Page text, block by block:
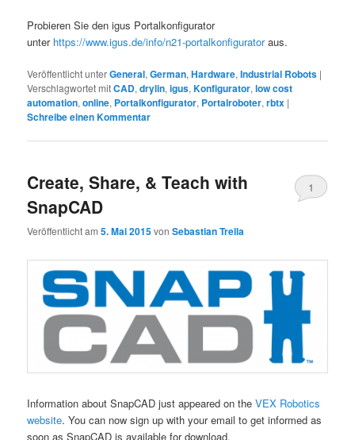
Probieren Sie den igus Portalkonfigurator
unter https://www.igus.de/info/n21-portalkonfiguratoraus.
Veröffentlicht unterGeneral,German,Hardware,Industrial Robots |
Verschlagwortet mitCAD,drylin,igus,Konfigurator,low cost
automation,online, Portalkonfigurator, Portalroboter,rbtx |
Schreibe einen Kommentar
Create, Share, & Teach with
SnapCAD
Veröffentlicht am5. Mai 2015vonSebastian Trella
1
Information about SnapCAD just appeared on theVEX Robotics
website. You can now sign up with your email to get informed as
soon as SnapCAD is available for download.